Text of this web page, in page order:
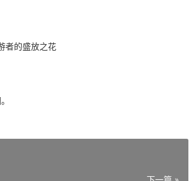
者的盛放之花